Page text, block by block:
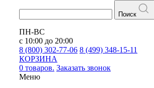
Поиск
ПН-ВС
с 10:00 до 20:00
8 (800) 302-77-06 8 (499) 348-15-11
КОРЗИНА
0 товаров. Заказать звонок
Меню